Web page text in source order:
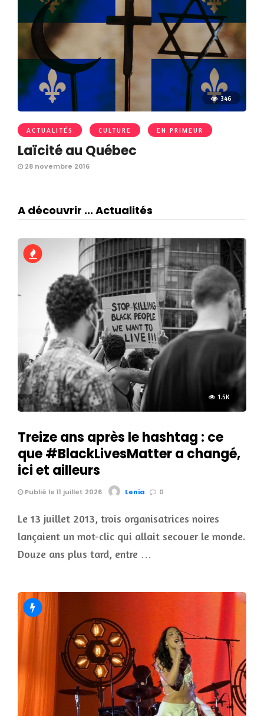
346
ACTUALITÉS CULTURE EN PRIMEUR
Laïcité au Québec
28 novembre 2016
A découvrir ... Actualités
1.5K
Treize ans après le hashtag : ce
que #BlackLivesMatter a changé,
ici et ailleurs
Publié le 11 juillet 2026 Lenia 0
Le 13 juillet 2013, trois organisatrices noires
lançaient un mot-clic qui allait secouer le monde.
Douze ans plus tard, entre …